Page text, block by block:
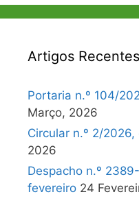
Artigos Recentes
Portaria n.º 104/
Março, 2026
Circular n.º 2/
2026
Despacho n.º
fevereiro 24